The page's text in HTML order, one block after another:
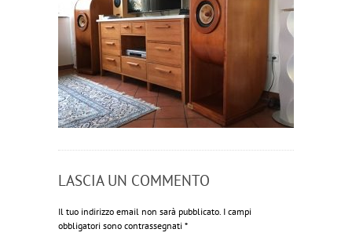
LASCIA UN COMMENTO
Il tuo indirizzo email non sarà pubblicato. I campi
obbligatori sono contrassegnati *